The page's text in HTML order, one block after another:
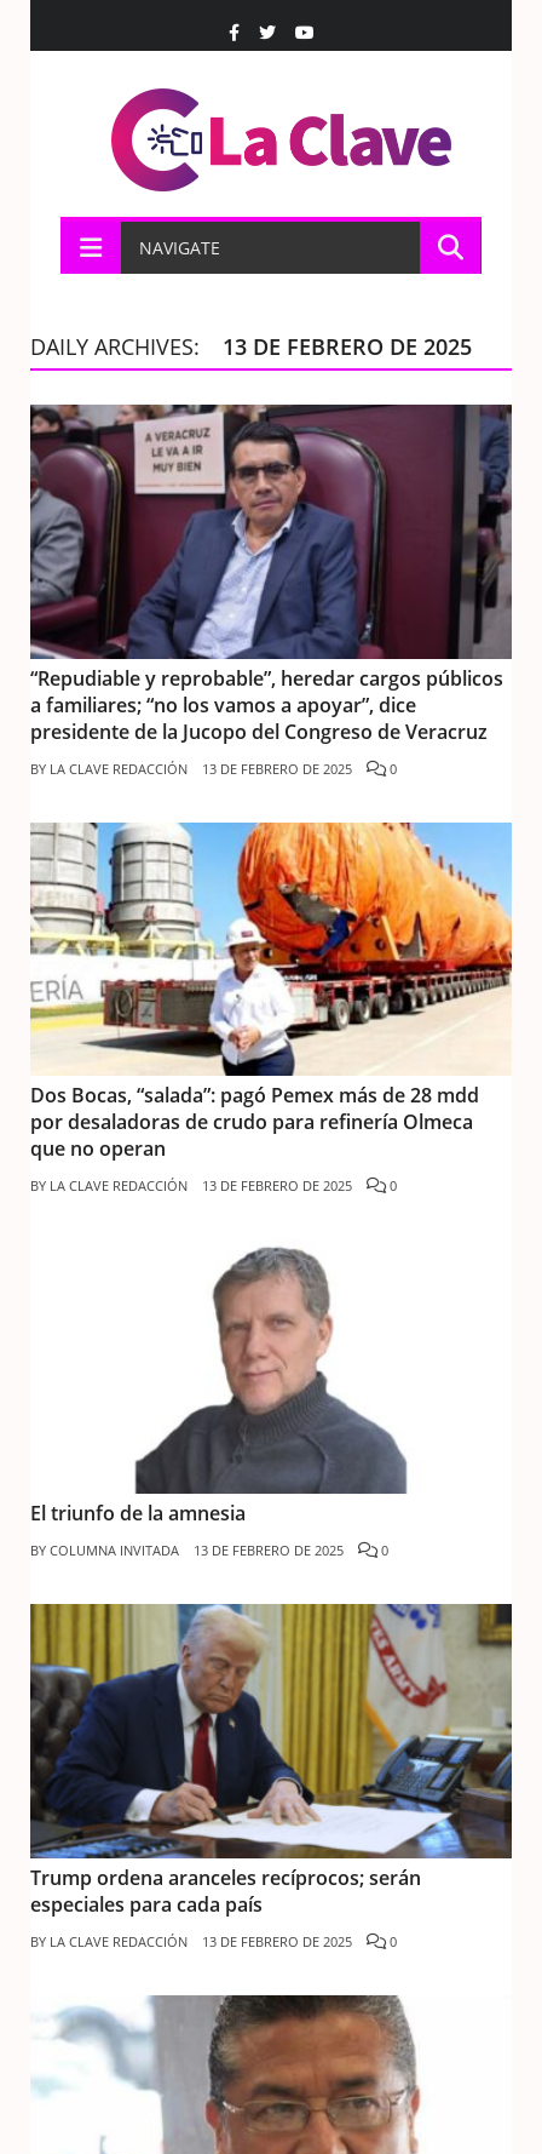
NAVIGATE
DAILY ARCHIVES: 13 DE FEBRERO DE 2025
“Repudiable y reprobable”, heredar cargos públicos
a familiares; “no los vamos a apoyar”, dice
presidente de la Jucopo del Congreso de Veracruz
BY LA CLAVE REDACCIÓN 13 DE FEBRERO DE 2025 0
Dos Bocas, “salada”: pagó Pemex más de 28 mdd
por desaladoras de crudo para refinería Olmeca
que no operan
BY LA CLAVE REDACCIÓN 13 DE FEBRERO DE 2025 0
El triunfo de la amnesia
BY COLUMNA INVITADA 13 DE FEBRERO DE 2025 0
Trump ordena aranceles recíprocos; serán
especiales para cada país
BY LA CLAVE REDACCIÓN 13 DE FEBRERO DE 2025 0